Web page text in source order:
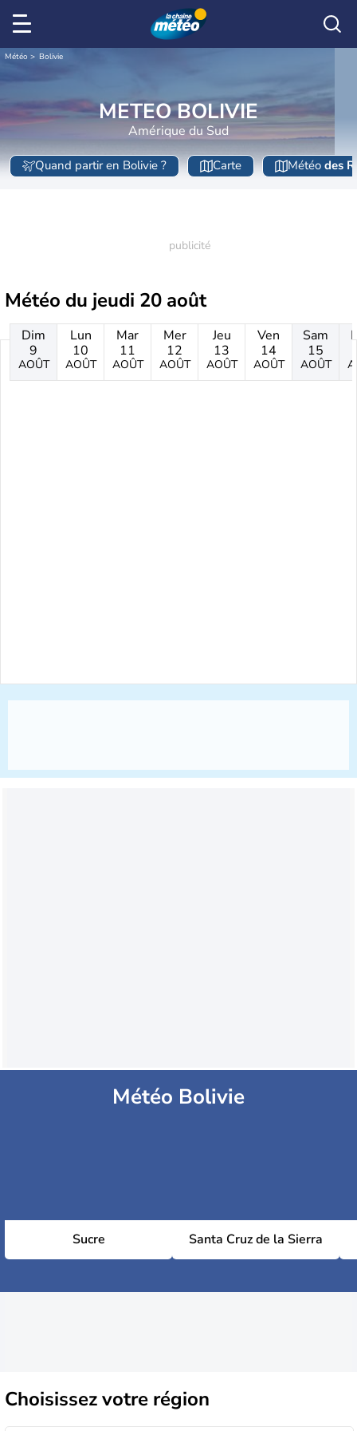
Météo Bolivie
METEO BOLIVIE
Amérique du Sud
Quand partir en Bolivie ? Carte Météo des
Météo du jeudi 20 août
Dim
9
AOÛT
Lun
10
AOÛT
Mar
11
AOÛT
Mer
12
AOÛT
Jeu
13
AOÛT
Ven
14
AOÛT
Sam
15
AOÛT
Météo Bolivie
Sucre Santa Cruz de la Sierra
Choisissezvotre région